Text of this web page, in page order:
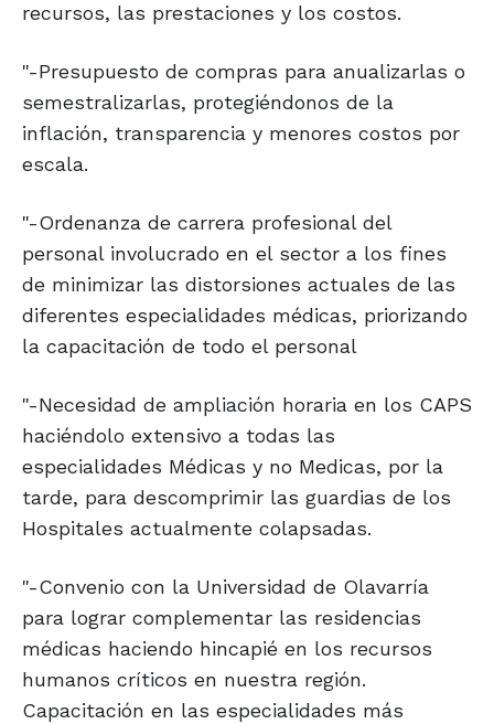
recursos, las prestaciones y los costos.
"-Presupuesto de compras para anualizarlas o
semestralizarlas, protegiéndonos de la
inflación, transparencia y menores costos por
escala.
"-Ordenanza de carrera profesional del
personal involucrado en el sector a los fines
de minimizar las distorsiones actuales de las
diferentes especialidades médicas, priorizando
la capacitación de todo el personal
"-Necesidad de ampliación horaria en los CAPS
haciéndolo extensivo a todas las
especialidades Médicas y no Medicas, por la
tarde, para descomprimir las guardias de los
Hospitales actualmente colapsadas.
"-Convenio con la Universidad de Olavarría
para lograr complementar las residencias
médicas haciendo hincapié en los recursos
humanos críticos en nuestra región.
Capacitación en las especialidades más